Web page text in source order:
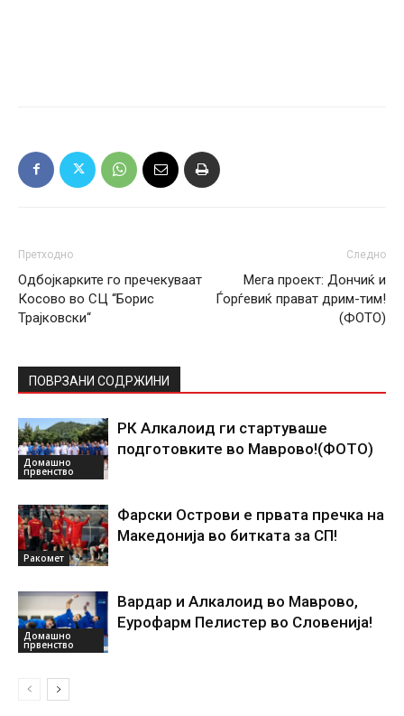
Претходно
Одбојкарките го пречекуваат
Косово во СЦ “Борис
Трајковски“
Следно
Мега проект: Дончиќ и
Ѓорѓевиќ прават дрим-тим!
(ФОТО)
ПОВРЗАНИ СОДРЖИНИ
Домашно
првенство
РК Алкалоид ги стартуваше
подготовките во Маврово!(ФОТО)
Ракомет
Фарски Острови е првата пречка на
Македонија во битката за СП!
Домашно
првенство
Вардар и Алкалоид во Маврово,
Еурофарм Пелистер во Словенија!